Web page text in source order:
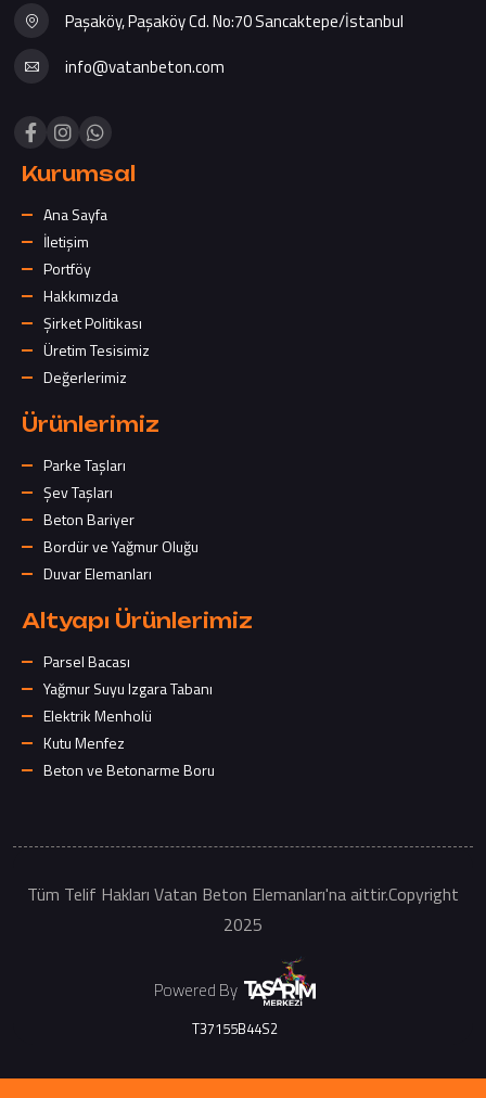
Paşaköy, Paşaköy Cd. No:70 Sancaktepe/İstanbul
info@vatanbeton.com
Kurumsal
Ana Sayfa
İletişim
Portföy
Hakkımızda
Şirket Politikası
Üretim Tesisimiz
Değerlerimiz
Ürünlerimiz
Parke Taşları
Şev Taşları
Beton Bariyer
Bordür ve Yağmur Oluğu
Duvar Elemanları
Altyapı Ürünlerimiz
Parsel Bacası
Yağmur Suyu Izgara Tabanı
Elektrik Menholü
Kutu Menfez
Beton ve Betonarme Boru
Tüm Telif Hakları Vatan Beton Elemanları'na aittir.Copyright
2025
Powered By
T37155B44S2